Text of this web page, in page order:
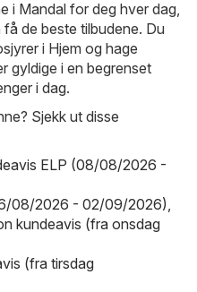
i Mandal for deg hver dag,
de beste tilbudene. Du
i Hjem og hage
gyldige i en begrenset
i dag.
Sjekk ut disse
ELP (08/08/2026 -
08/2026 - 02/09/2026)
kundeavis (fra onsdag
(fra tirsdag